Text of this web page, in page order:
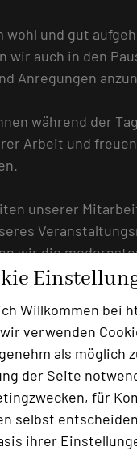
Willkommen bei
verwenden
als möglich
der Seite
für
selbst
ihrer
wohl und gut
wir auch in den
Anregungen
während der
Arbeit und
unserer
wir die
erklärt.
Bedarfsanalyse,
auf die Beine.
an!
einen Termin